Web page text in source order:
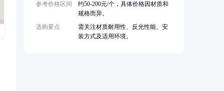
参考价格区间
约50-200元/个，具体价格因材质和
规格而异。
选购要点
需关注材质耐用性、反光性能、安
装方式及适用环境。